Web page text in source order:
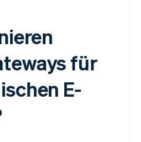
für
E-